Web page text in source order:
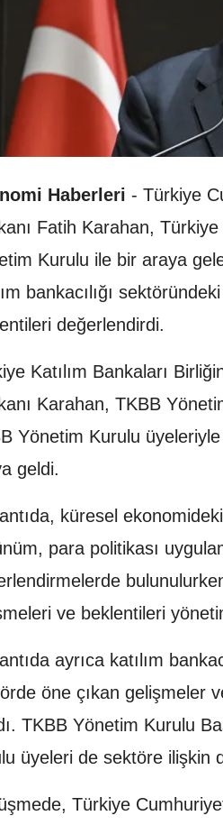
Haberleri - Türkiye
Fatih Karahan, Türkiye
Kurulu ile bir araya
bankacılığı
değerlendirdi.
Katılım Bankaları
Karahan, TKBB
Yönetim Kurulu
geldi.
küresel ekonomideki
para politikası
ve beklentileri
ayrıca katılım
öne çıkan gelişmeler
TKBB Yönetim Kurulu
üyeleri de sektöre ilişkin
Türkiye